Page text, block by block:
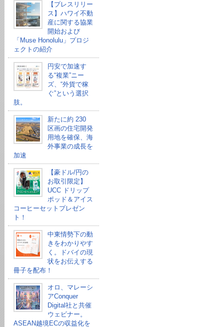
【プレスリリー
ス】ハワイ不動
産に関する協業
開始および
「Muse Honolulu」プロジ
ェクトの紹介
円安で加速す
る“複業”ニー
ズ、“外貨で稼
ぐ”という選択
肢。
新たに約 230
区画の住宅開発
用地を確保、海
外事業の成長を
加速
【豪ドル/円の
お取引限定】
UCC ドリップ
ポッド＆アイス
コーヒーセットプレゼン
ト！
中東情勢下の動
きをわかりやす
く。ドバイの現
状をお伝えする
冊子を配布！
オロ、マレーシ
アConquer
Digital社と共催
ウェビナー。
ASEAN越境ECの収益化を